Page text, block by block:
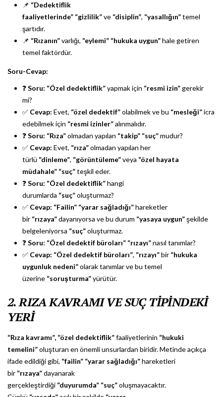
📌 “Dedektiflik
faaliyetlerinde” “gizlilik”ve “disiplin”, “yasallığın”temel
şartıdır.
📌 “Rızanın”varlığı, “eylemi” “hukuka uygun”hale getiren
temel faktördür.
Soru-Cevap:
❓Soru: “Özel dedektiflik”yapmak için “resmi izin”gerekir
mi?
✅ Cevap: Evet, “özel dedektif”olabilmek ve bu “mesleği”icra
edebilmek için “resmi izinler”alınmalıdır.
❓Soru: “Rıza”olmadan yapılan “takip” “suç”mudur?
✅ Cevap: Evet, “rıza”olmadan yapılan her
türlü “dinleme”, “görüntüleme”veya “özel hayata
müdahale” “suç”teşkil eder.
❓Soru: “Özel dedektiflik”hangi
durumlarda “suç”oluşturmaz?
✅ Cevap: “Failin” “yarar sağladığı”hareketler
bir “rızaya”dayanıyorsa ve bu durum “yasaya uygun”şekilde
belgeleniyorsa “suç”oluşturmaz.
❓Soru: “Özel dedektif büroları” “rızayı”nasıl tanımlar?
✅ Cevap: “Özel dedektif büroları”, “rızayı”bir “hukuka
uygunluk nedeni”olarak tanımlar ve bu temel
üzerine “soruşturma”yürütür.
2. RIZA KAVRAMI VE SUÇ TİPİNDEKİ
YERİ
“Rıza kavramı”, “özel dedektiflik”faaliyetlerinin “hukuki
temelini”oluşturan en önemli unsurlardan biridir. Metinde açıkça
ifade edildiği gibi, “failin” “yarar sağladığı”hareketleri
bir “rızaya”dayanarak
gerçekleştirdiği “duyurumda” “suç”oluşmayacaktır.